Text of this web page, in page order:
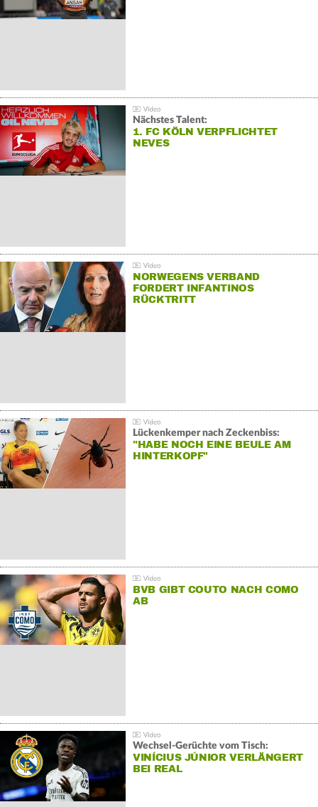
Nächstes Talent:
1. FC KÖLN VERPFLICHTET
NEVES
NORWEGENS VERBAND
FORDERT INFANTINOS
RÜCKTRITT
Lückenkemper nach Zeckenbiss:
"HABE NOCH EINE BEULE AM
HINTERKOPF"
BVB GIBT COUTO NACH COMO
AB
Wechsel-Gerüchte vom Tisch:
VINÍCIUS JÚNIOR VERLÄNGERT
BEI REAL